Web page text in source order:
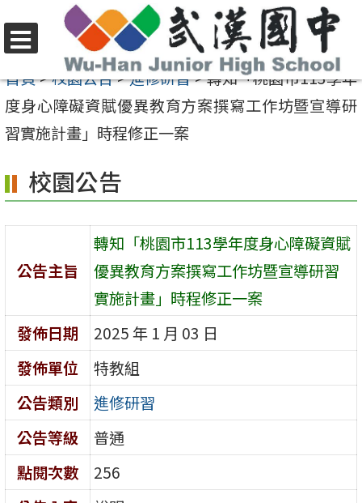
至
要
內
區
選
單
首頁>校園公告>進修研習>轉知「桃園市113學年
度身心障礙資賦優異教育方案撰寫工作坊暨宣導研
習實施計畫」時程修正一案
校園公告
公告主旨
轉知「桃園市113學年度身心障礙資賦
優異教育方案撰寫工作坊暨宣導研習
實施計畫」時程修正一案
發佈日期
2025 年 1 月 03 日
發佈單位
特教組
公告類別
進修研習
公告等級
普通
點閱次數
256